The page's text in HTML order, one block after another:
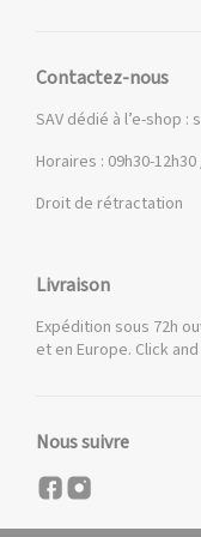
Contactez-nous
SAV dédié à l’e-shop :
Horaires : 09h30-
Droit de rétractation
Livraison
Expédition sous 72h
et en Europe. Click
Nous suivre